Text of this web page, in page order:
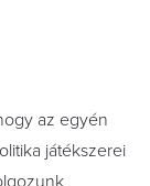
az egyén
játékszerei